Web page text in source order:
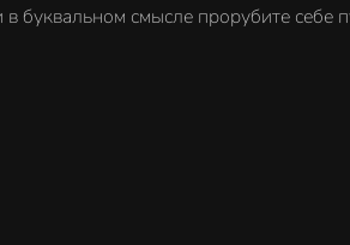
буквальном смысле прорубите себе